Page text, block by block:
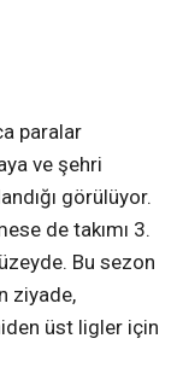
paralar
ve şehri
görülüyor.
de takımı 3.
Bu sezon
ziyade,
üst ligler için